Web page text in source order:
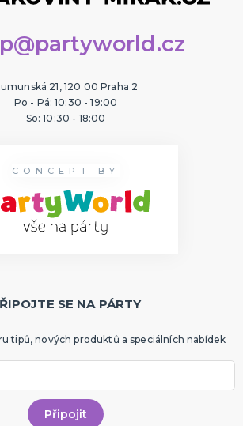
21, 120 00 Praha 2
Po - Pá: 10:30 - 19:00
So: 10:30 - 18:00
CONCEPT BY
SE NA PÁRTY
tipů, nových produktů a speciálních nabídek